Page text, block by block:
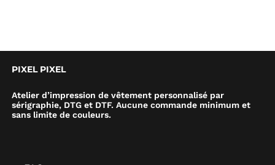
PIXEL PIXEL
Atelier d’impression de vêtement personnalisé par
sérigraphie, DTG et DTF. Aucune commande minimum et
sans limite de couleurs.